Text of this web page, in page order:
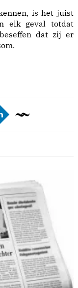
is het juist
elk geval totdat
dat zij er